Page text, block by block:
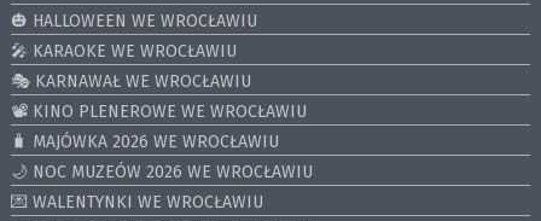
🎃 HALLOWEEN WE WROCŁAWIU
🎤 KARAOKE WE WROCŁAWIU
🎭 KARNAWAŁ WE WROCŁAWIU
📽️ KINO PLENEROWE WE WROCŁAWIU
🧳 MAJÓWKA 2026 WE WROCŁAWIU
🌙 NOC MUZEÓW 2026 WE WROCŁAWIU
💌 WALENTYNKI WE WROCŁAWIU